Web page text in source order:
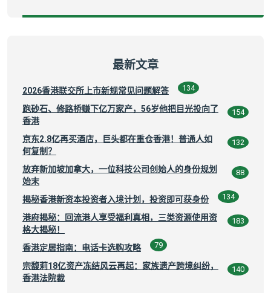
最新文章
2026香港联交所上市新规常见问题解答 134
跑砂石、修路桥赚下亿万家产，56岁他把目光投向了
香港
154
京东2.8亿再买酒店，巨头都在重仓香港！普通人如
何复制？
132
放弃新加坡加拿大，一位科技公司创始人的身份规划
始末
88
揭秘香港新资本投资者入境计划，投资即可获身份 134
港府揭秘：回流港人享受福利真相，三类资源使用资
格大揭秘！
183
香港定居指南：电话卡选购攻略 79
宗馥莉18亿资产冻结风云再起：家族遗产跨境纠纷，
香港法院裁
140